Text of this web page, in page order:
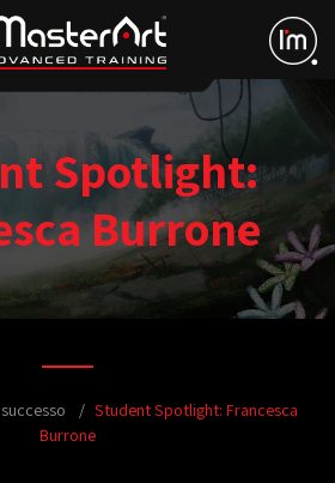
Spotlight:
Burrone
Student Spotlight: Francesca
Burrone